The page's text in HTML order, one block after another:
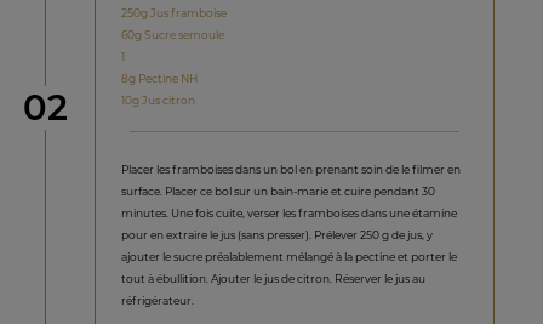
étape
02
250g Jus framboise
60g Sucre semoule
1
8g Pectine NH
10g Jus citron
Placer les framboises dans un bol en prenant soin de le filmer en
surface. Placer ce bol sur un bain-marie et cuire pendant 30
minutes. Une fois cuite, verser les framboises dans une étamine
pour en extraire le jus (sans presser). Prélever 250 g de jus, y
ajouter le sucre préalablement mélangé à la pectine et porter le
tout à ébullition. Ajouter le jus de citron. Réserver le jus au
réfrigérateur.